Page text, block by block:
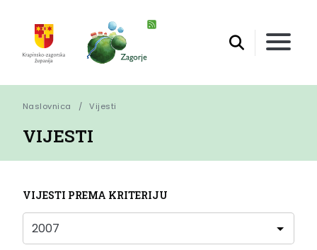
Naslovnica Vijesti
VIJESTI
VIJESTI PREMA KRITERIJU